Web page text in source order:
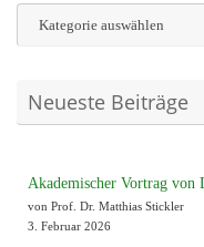
Neueste Beiträge
Akademischer Vortrag
von Prof. Dr. Matthias Stickler
3. Februar 2026